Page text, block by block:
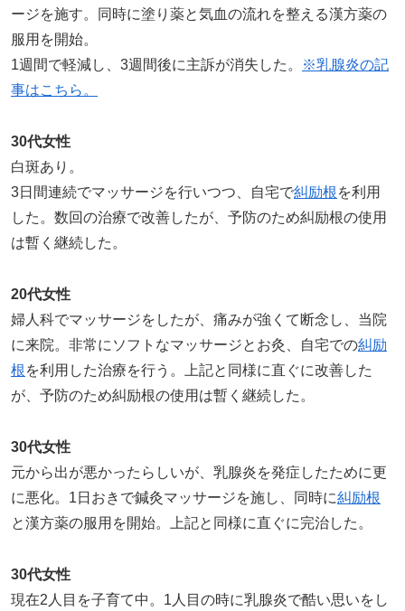
ージを施す。同時に塗り薬と気血の流れを整える漢方薬の
服用を開始。
1週間で軽減し、3週間後に主訴が消失した。
※乳腺炎の記
事はこちら。
30代女性
白斑あり。
3日間連続でマッサージを行いつつ、自宅で糾励根を利用
した。数回の治療で改善したが、予防のため糾励根の使用
は暫く継続した。
20代女性
婦人科でマッサージをしたが、痛みが強くて断念し、当院
に来院。非常にソフトなマッサージとお灸、自宅での糾励
根を利用した治療を行う。上記と同様に直ぐに改善した
が、予防のため糾励根の使用は暫く継続した。
30代女性
元から出が悪かったらしいが、乳腺炎を発症したために更
に悪化。1日おきで鍼灸マッサージを施し、同時に糾励根
と漢方薬の服用を開始。上記と同様に直ぐに完治した。
30代女性
現在2人目を子育て中。1人目の時に乳腺炎で酷い思いをし